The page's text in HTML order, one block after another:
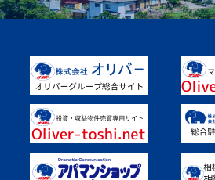
Facebook
具体的なご活用事例
オーナー様の声
よくあるご質問